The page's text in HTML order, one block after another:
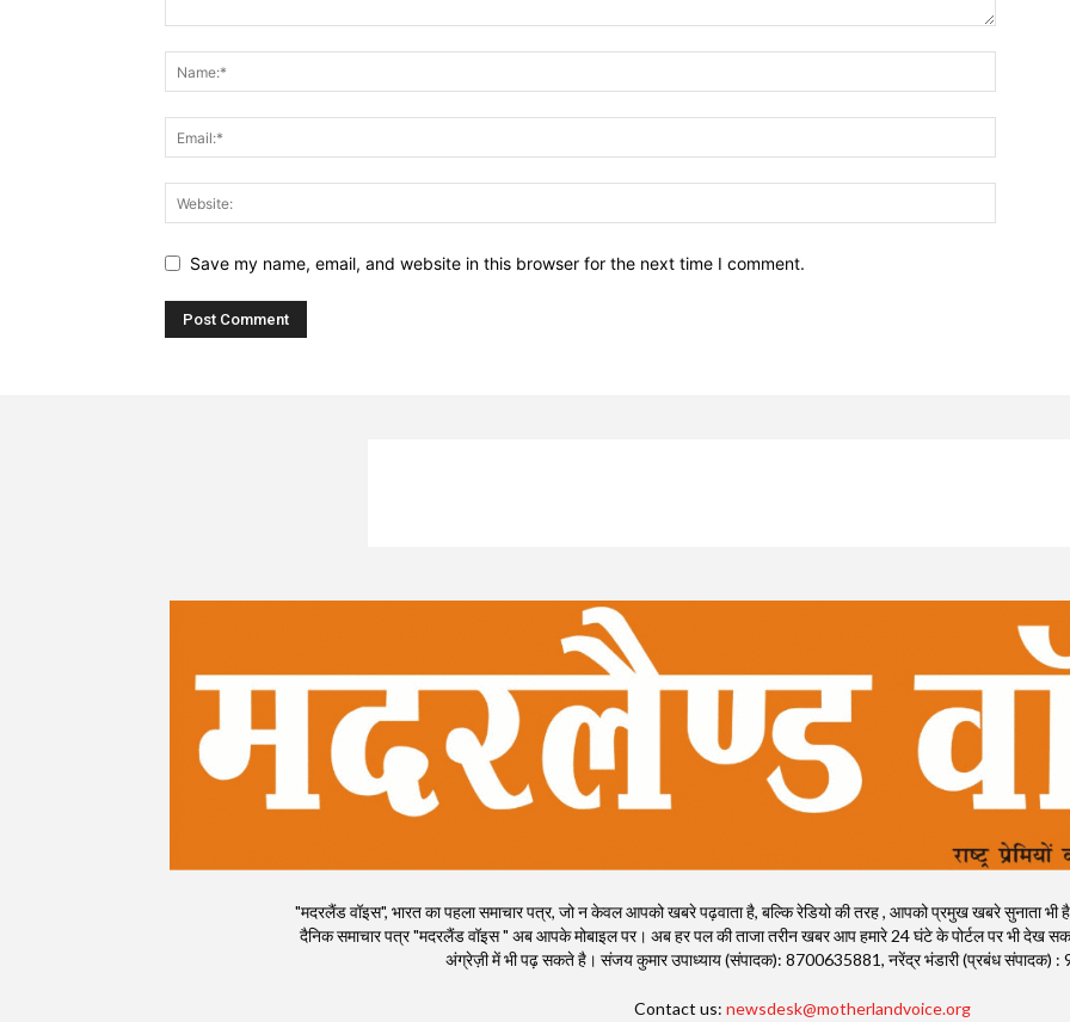
Save my name, email, and website in this browser for the next time I comment.
"मदरलैंड वॉइस", भारत का पहला समाचार पत्र, जो न केवल आपको खबरे पढ़वाता है, बल्कि रेडियो की तरह , आपको प्रमुख खबरे सुनाता भी है।
दैनिक समाचार पत्र "मदरलैंड वॉइस " अब आपके मोबाइल पर। अब हर पल की ताजा तरीन खबर आप हमारे 24 घंटे के पोर्टल पर भी देख
अंग्रेज़ी में भी पढ़ सकते है। संजय कुमार उपाध्याय (संपादक): 8700635881, नरेंद्र भंडारी (प्रबंध संपादक)
Contact us: newsdesk@motherlandvoice.org